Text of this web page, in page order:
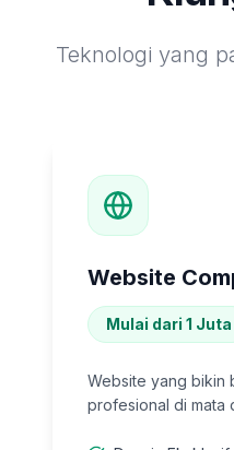
Teknologi yang
Website
Mulai dari 1 Juta
Website yang bikin
profesional di mata